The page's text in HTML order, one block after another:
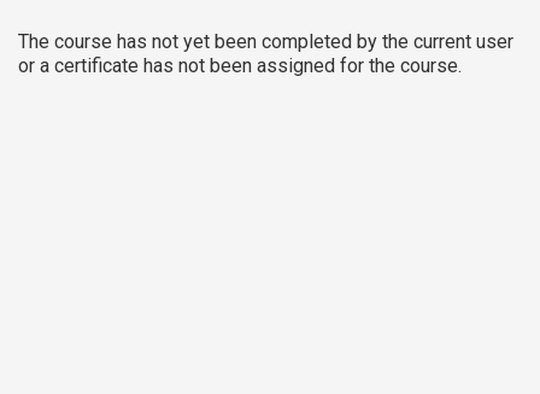
The course has not yet been completed by the current user
or a certificate has not been assigned for the course.